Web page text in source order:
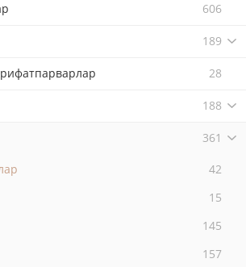
606
189
28
188
361
42
15
145
157